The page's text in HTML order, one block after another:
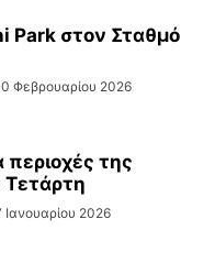
Park στον Σταθμό
Φεβρουαρίου 2026
της
Τετάρτη
Ιανουαρίου 2026